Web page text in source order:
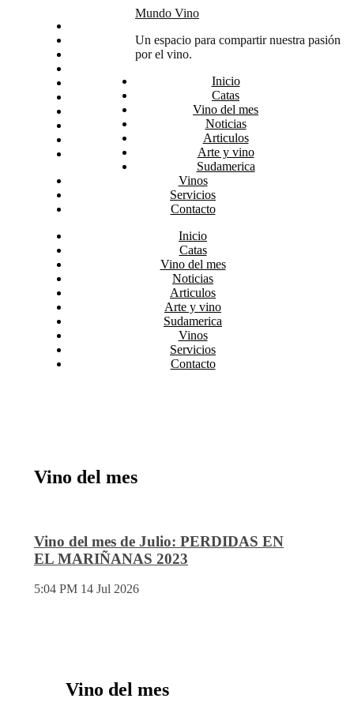
Arte y vino
Sudamerica
Mundo Vino
Un espacio para compartir nuestra pasión
por el vino.
Inicio
Catas
Vino del mes
Noticias
Articulos
Arte y vino
Sudamerica
Vinos
Servicios
Contacto
Inicio
Catas
Vino del mes
Noticias
Articulos
Arte y vino
Sudamerica
Vinos
Servicios
Contacto
Vino del mes
Vino del mes de Julio: PERDIDAS EN
EL MARIÑANAS 2023
5:04 PM 14 Jul 2026
Vino del mes